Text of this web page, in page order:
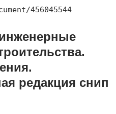
456045544
редакция снип